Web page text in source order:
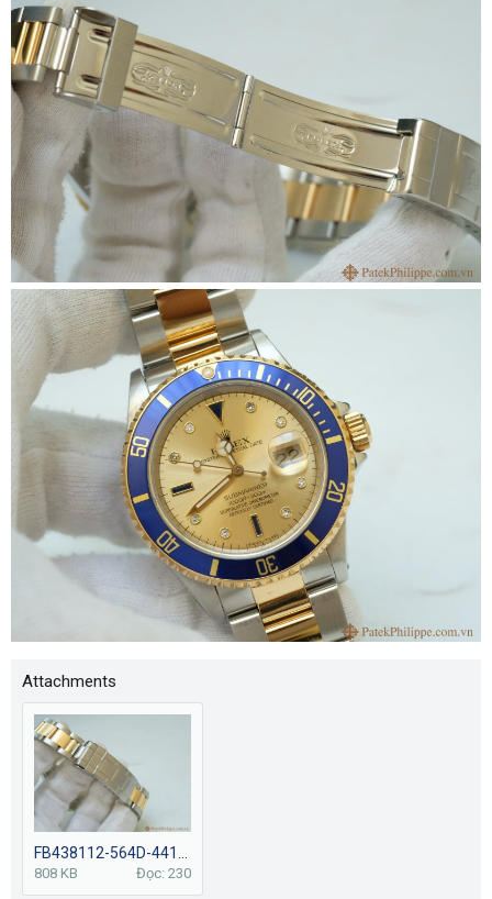
Attachments
FB438112-564D-4416-A060-16D4DB5C347B-759-0000009D56BD9BFE.JPG
808 KB Đọc: 230